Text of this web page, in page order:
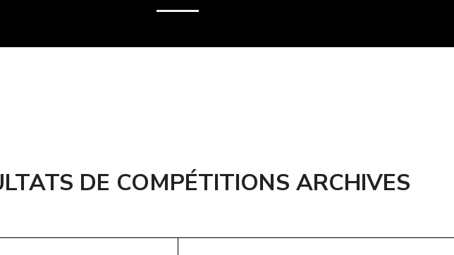
DE COMPÉTITIONS ARCHIVES